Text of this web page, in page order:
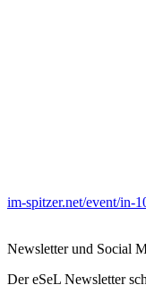
im-spitzer.net/event/in-
Newsletter und Social
Der eSeL Newsletter